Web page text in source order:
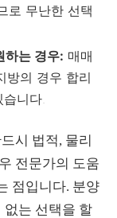
로 무난한 선택
하는 경우: 매매
방의 경우 합리
니다.
시 법적, 물리
전문가의 도움
점입니다. 분양
없는 선택을 할